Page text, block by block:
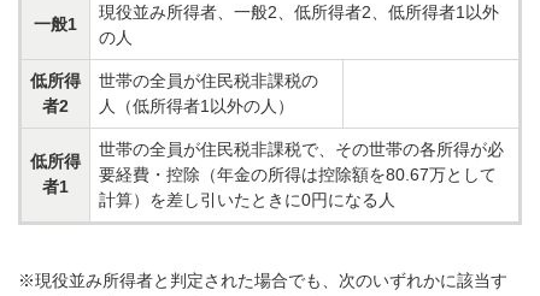
一般1
現役並み所得者、一般2、低所得者2、低所得者1以外
の人
低所得
者2
世帯の全員が住民税非課税の
人（低所得者1以外の人）
低所得
者1
世帯の全員が住民税非課税で、その世帯の各所得が必
要経費・控除（年金の所得は控除額を80.67万として
計算）を差し引いたときに0円になる人
※現役並み所得者と判定された場合でも、次のいずれかに該当す